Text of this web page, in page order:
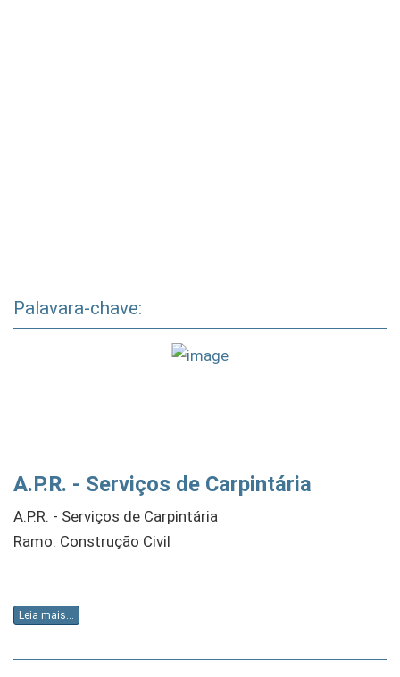
Palavara-chave:
A.P.R. - Serviços de Carpintária
A.P.R. - Serviços de Carpintária
Ramo: Construção Civil
Leia mais...